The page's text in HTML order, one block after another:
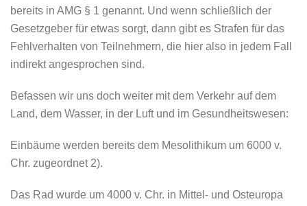
bereits in AMG § 1 genannt. Und wenn schließlich der
Gesetzgeber für etwas sorgt, dann gibt es Strafen für das
Fehlverhalten von Teilnehmern, die hier also in jedem Fall
indirekt angesprochen sind.
Befassen wir uns doch weiter mit dem Verkehr auf dem
Land, dem Wasser, in der Luft und im Gesundheitswesen:
Einbäume werden bereits dem Mesolithikum um 6000 v.
Chr. zugeordnet 2).
Das Rad wurde um 4000 v. Chr. in Mittel- und Osteuropa